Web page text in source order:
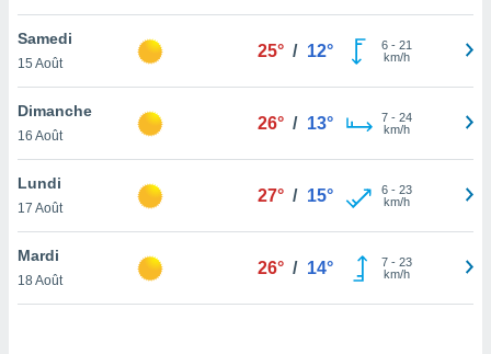
la
du
en
de
Samedi
15 Août
25° / 12° 6- 21
km/h
Dimanche
16 Août
26° / 13° 7- 24
km/h
Lundi
17 Août
27° / 15° 6- 23
km/h
Mardi
18 Août
26° / 14° 7- 23
km/h